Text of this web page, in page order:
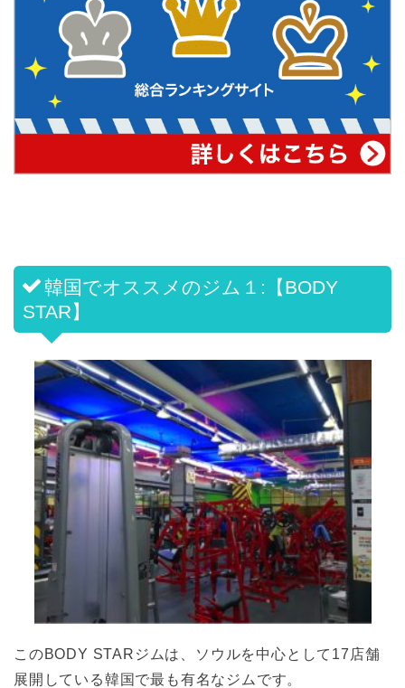
韓国でオススメのジム１:【BODY
STAR】
このBODY STARジムは、ソウルを中心として17店舗
展開している韓国で最も有名なジムです。